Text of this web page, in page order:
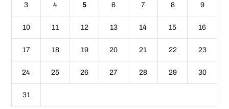
3 4 5 6 7 8 9
10 11 12 13 14 15 16
17 18 19 20 21 22 23
24 25 26 27 28 29 30
31